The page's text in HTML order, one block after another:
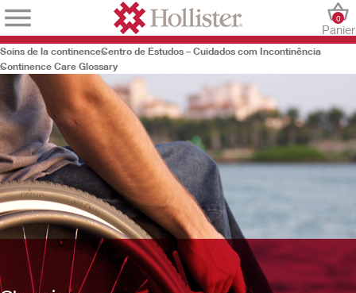
Panier
0
Soins de la continenceCentro de Estudos – Cuidados com Incontinência
Continence Care Glossary